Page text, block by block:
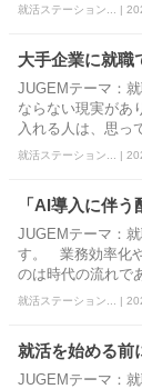
就活ステーション... |
大手企業に就職
JUGEMテーマ：
ならない現実が
入れる人は、思っ
就活ステーション... |
「AI導入に伴
JUGEMテーマ：
す。 業務効率化
のは時代の流れで
就活ステーション... |
就活を始める前
JUGEMテーマ：